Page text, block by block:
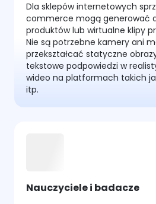
Dla sklepów internetowych
commerce mogą generować
produktów lub wirtualne klipy
Nie są potrzebne kamery ani
przekształcać statyczne
tekstowe podpowiedzi w
wideo na platformach takich
itp.
Nauczyciele i badacze